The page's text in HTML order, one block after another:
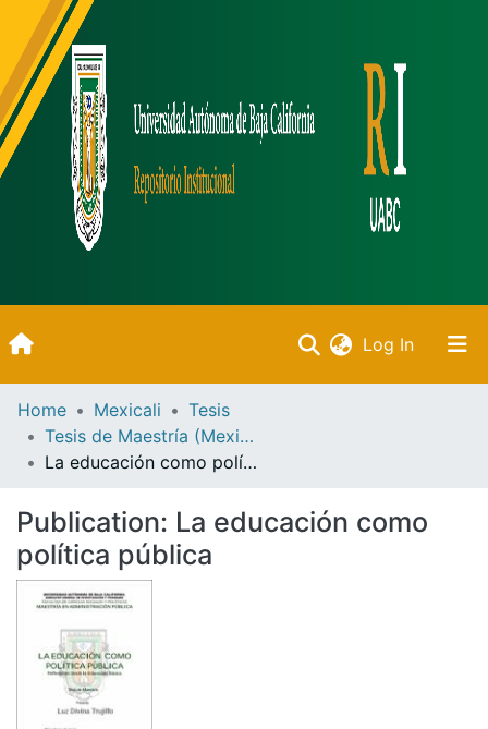
Log In(current)
Inicio
Communities & Collections
Statistics
Home Mexicali
Tesis
Tesis de Maestría (Mexicali)
La educación como política pública
Publication: La educación como
política pública